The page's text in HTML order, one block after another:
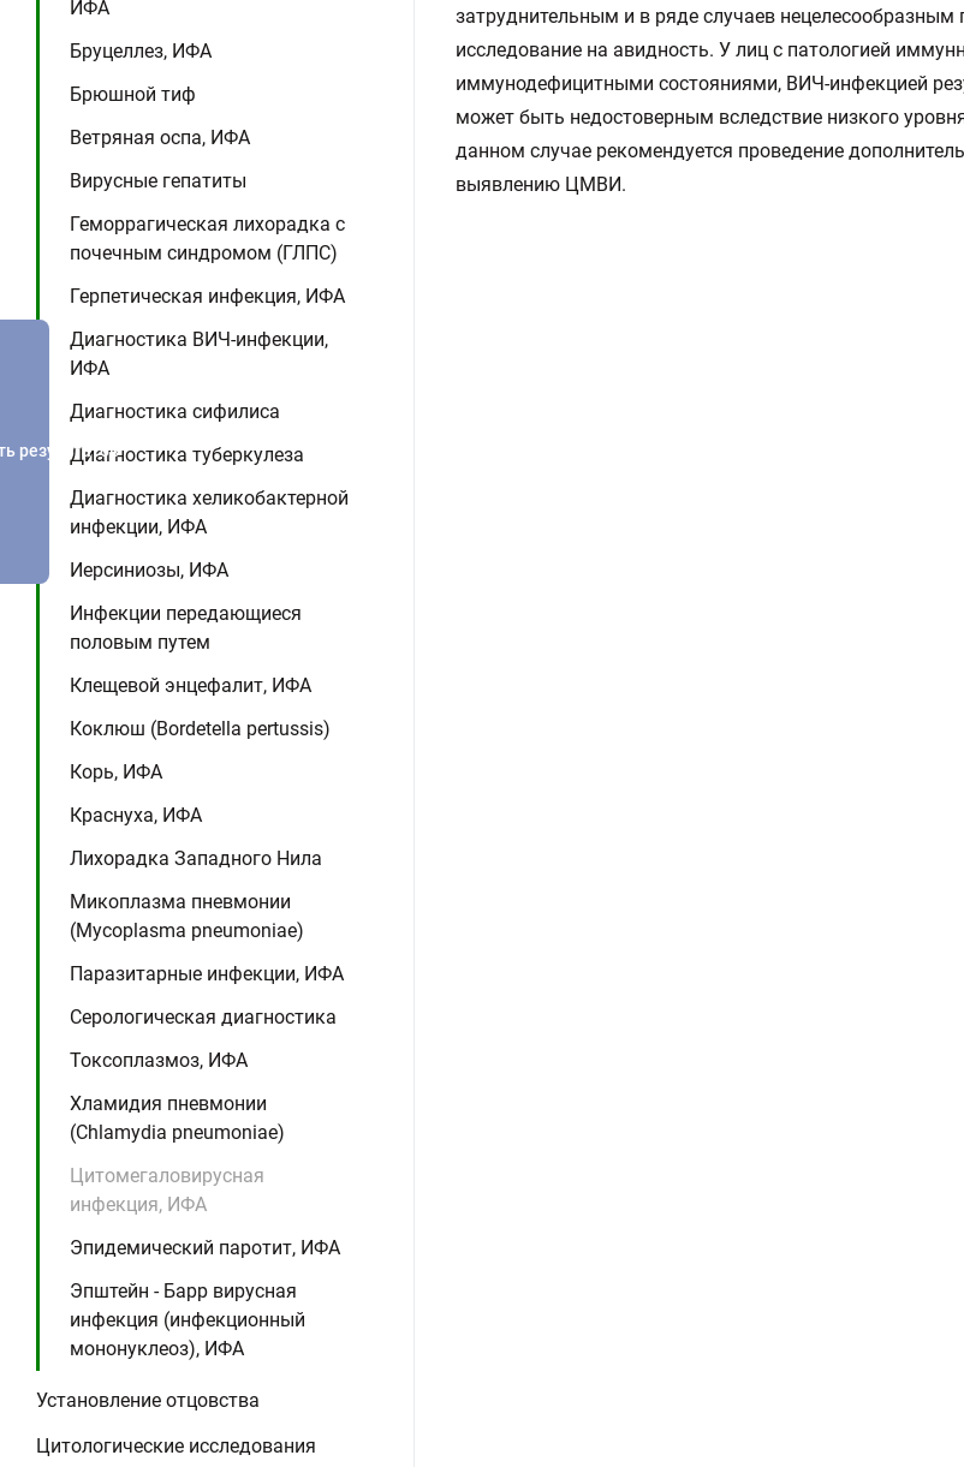
ИФА
Бруцеллез, ИФА
Брюшной тиф
Ветряная оспа, ИФА
Вирусные гепатиты
Геморрагическая лихорадка с
почечным синдромом (ГЛПС)
Герпетическая инфекция, ИФА
Диагностика ВИЧ-инфекции,
ИФА
Диагностика сифилиса
Диагностика туберкулеза
Диагностика хеликобактерной
инфекции, ИФА
Иерсиниозы, ИФА
Инфекции передающиеся
половым путем
Клещевой энцефалит, ИФА
Коклюш (Bordetella pertussis)
Корь, ИФА
Краснуха, ИФА
Лихорадка Западного Нила
Микоплазма пневмонии
(Mycoplasma pneumoniae)
Паразитарные инфекции, ИФА
Серологическая диагностика
Токсоплазмоз, ИФА
Хламидия пневмонии
(Chlamydia pneumoniae)
Цитомегаловирусная
инфекция, ИФА
Эпидемический паротит, ИФА
Эпштейн - Барр вирусная
инфекция (инфекционный
мононуклеоз), ИФА
Установление отцовства
Цитологические исследования
затруднительным и в ряде случаев нецелесообразным
исследование на авидность. У лиц с патологией
иммунодефицитными состояниями, ВИЧ-инфекцией
может быть недостоверным вследствие низкого
данном случае рекомендуется проведение
выявлению ЦМВИ.
результатов